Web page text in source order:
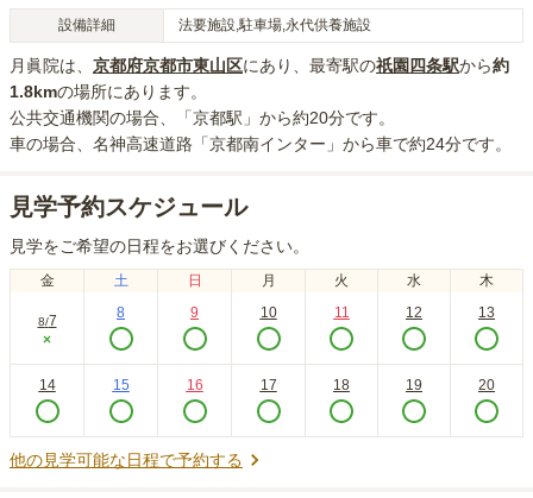
設備詳細 法要施設,駐車場,永代供養施設
月眞院は、 京都府京都市東山区にあり 、最寄駅の祇園四条駅から約
1.8kmの場所にあり ます。
公共交通機関の場合、「京都駅」から約20分です。
車の場合、名神高速道路「京都南インター」から車で約24分です。
見学予約スケジュール
見学をご希望の日程をお選びください。
金 土 日 月 火 水 木
8/7
×
8 9 10 11 12 13
14 15 16 17 18 19 20
他の見学可能な日程で予約する